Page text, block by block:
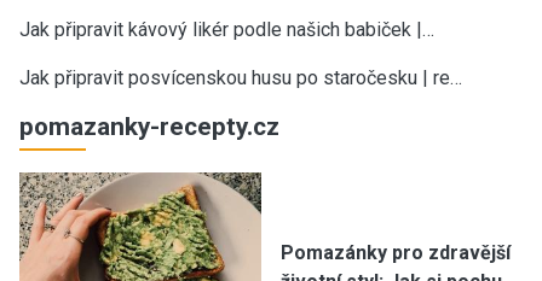
Jak připravit kávový likér podle našich babiček |…
Jak připravit posvícenskou husu po staročesku | re…
pomazanky-recepty.cz
Pomazánky pro zdravější